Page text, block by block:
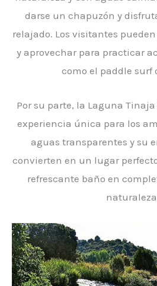
darse un chapuzón y
relajado. Los visitantes
y aprovechar para practicar
como el paddle surf
Por su parte, la Laguna
experiencia única para los
aguas transparentes y su
convierten en un lugar
refrescante baño en